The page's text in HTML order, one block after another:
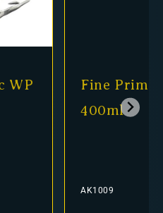
WP
Fine
400ml
AK1009